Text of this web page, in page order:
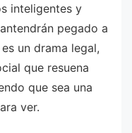
inteligentes y
pegado a
un drama legal,
que resuena
que sea una
ver.